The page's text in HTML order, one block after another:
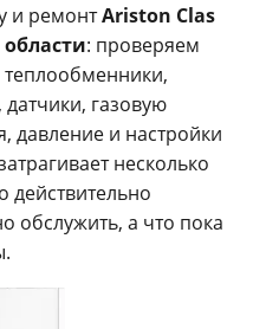
и ремонтAriston Clas
: проверяем
газовую
давление и настройки
несколько
действительно
обслужить, а что пока